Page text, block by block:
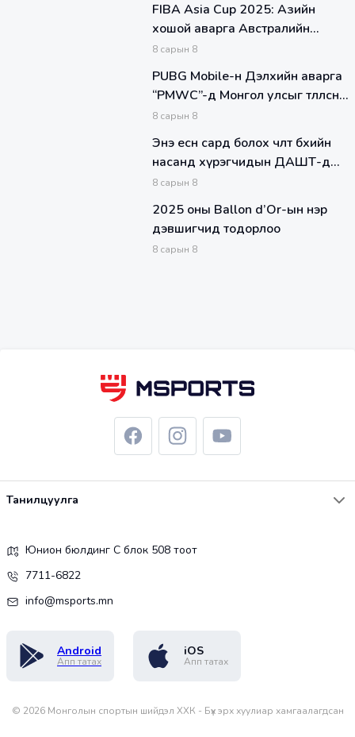
FIBA Asia Cup 2025: Азийн
хошой аварга Австралийн
шигшээ баг БНСУ-ыг 36
8 сарын 8
PUBG Mobile-н Дэлхийн аварга
“PMWC”-д Монгол улсыг төлөөлсөн
Alpha Gaming баг гуравдугаар
8 сарын 8
Энэ есөн сард болох чөлөөт бөхийн
насанд хүрэгчидын ДАШТ-д
оролцох тамирчид тодорлоо.
8 сарын 8
2025 оны Ballon d’Or-ын нэр
дэвшигчид тодорлоо
8 сарын 8
Танилцуулга
Юнион бюлдинг С блок 508 тоот
7711-6822
info@msports.mn
Android
Апп татах
iOS
Апп татах
© 2026Монголын спортын шийдэл ХХК - Бүх эрх хуулиар хамгаалагдсан